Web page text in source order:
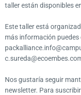
taller están disponibles
Este taller está
más información puedes
Nos gustaría seguir
newsletter. Para